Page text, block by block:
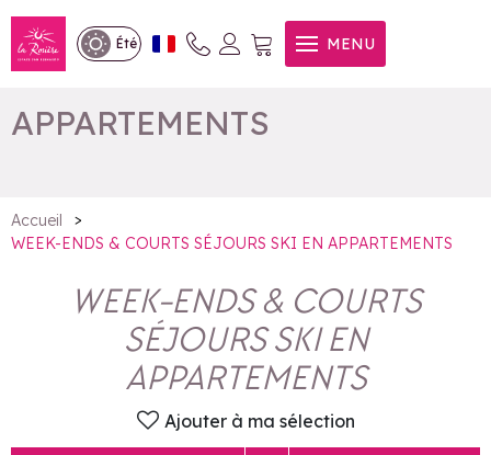
Été MENU
WEEK-ENDS & COURTS
SÉJOURS SKI EN
APPARTEMENTS
Accueil
>
WEEK-ENDS & COURTS SÉJOURS SKI EN APPARTEMENTS
WEEK-ENDS & COURTS
SÉJOURS SKI EN
APPARTEMENTS
Ajouter à ma sélection